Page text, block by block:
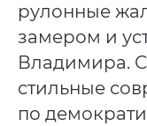
рулонные
замером и
Владимира.
стильные
по